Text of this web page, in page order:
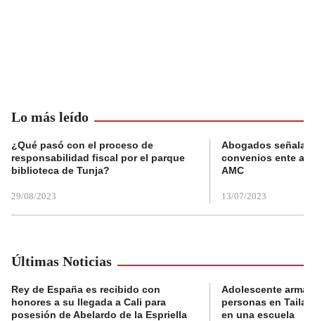
Lo más leído
¿Qué pasó con el proceso de
responsabilidad fiscal por el parque
biblioteca de Tunja?
29/08/2023
Abogados
convenios ente
AMC
13/07/2023
Últimas Noticias
Rey de España es recibido con
honores a su llegada a Cali para
posesión de Abelardo de la Espriella
Adolescente
personas en
en una escuela